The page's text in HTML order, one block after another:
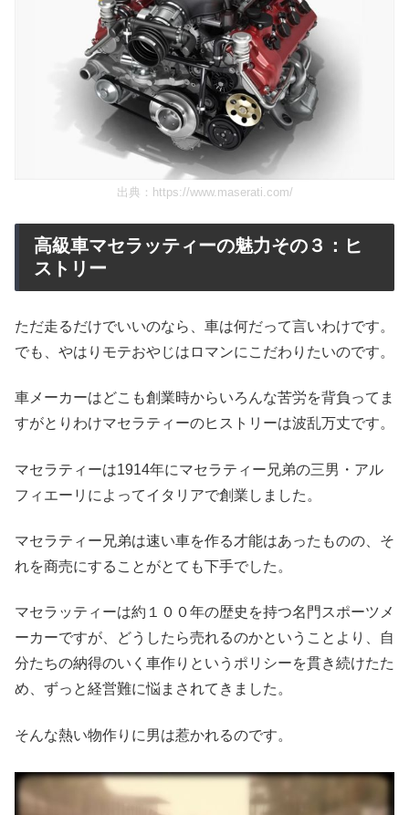
出典： https://www.maserati.com/
高級車マセラッティーの魅力その３：ヒ
ストリー
ただ走るだけでいいのなら、車は何だって言いわけです。
でも、やはりモテおやじはロマンにこだわりたいのです。
車メーカーはどこも創業時からいろんな苦労を背負ってま
すがとりわけマセラティーのヒストリーは波乱万丈です。
マセラティーは1914年にマセラティー兄弟の三男・アル
フィエーリによってイタリアで創業しました。
マセラティー兄弟は速い車を作る才能はあったものの、そ
れを商売にすることがとても下手でした。
マセラッティーは約１００年の歴史を持つ名門スポーツメ
ーカーですが、どうしたら売れるのかということより、自
分たちの納得のいく車作りというポリシーを貫き続けたた
め、ずっと経営難に悩まされてきました。
そんな熱い物作りに男は惹かれるのです。